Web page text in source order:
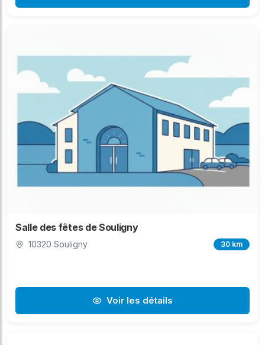
Salle des fêtes de Souligny
10320 Souligny 30 km
Voir les détails